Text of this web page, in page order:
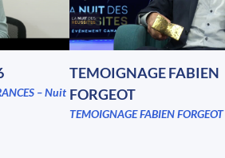
– Nuit
TEMOIGNAGE FABIEN
FORGEOT
TEMOIGNAGE FABIEN FORGEOT